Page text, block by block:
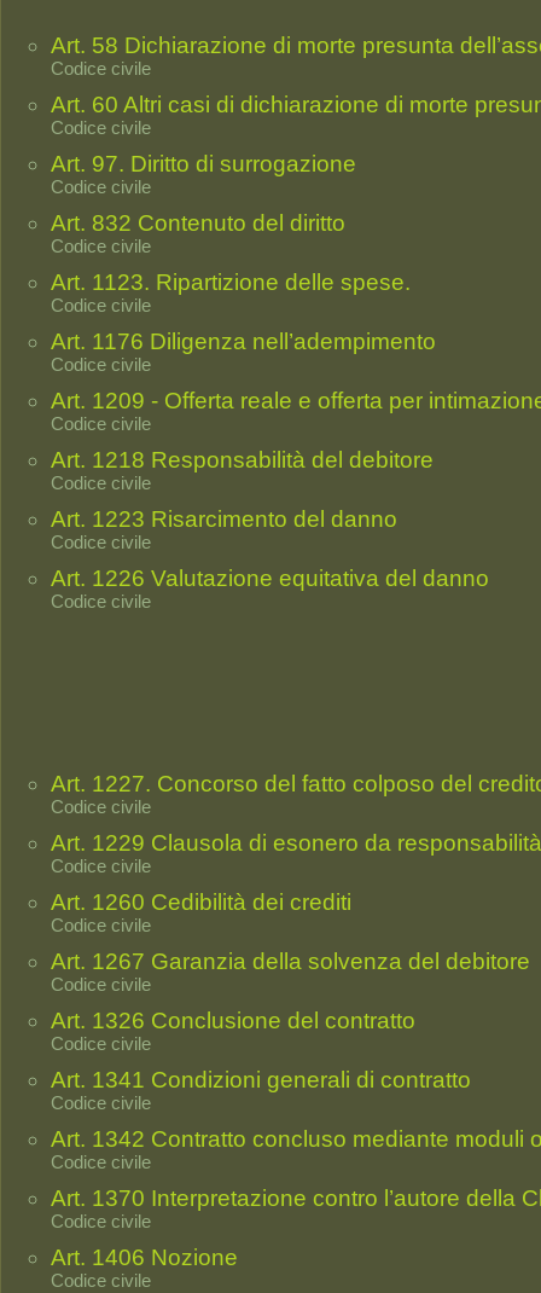
Art. 58 Dichiarazione di morte presunta
Codice civile
Art. 60 Altri casi di dichiarazione di morte
Codice civile
Art. 97. Diritto di surrogazione
Codice civile
Art. 832 Contenuto del diritto
Codice civile
Art. 1123. Ripartizione delle spese.
Codice civile
Art. 1176 Diligenza nell’adempimento
Codice civile
Art. 1209 - Offerta reale e offerta per
Codice civile
Art. 1218 Responsabilità del debitore
Codice civile
Art. 1223 Risarcimento del danno
Codice civile
Art. 1226 Valutazione equitativa del danno
Codice civile
Art. 1227. Concorso del fatto colposo del
Codice civile
Art. 1229 Clausola di esonero da
Codice civile
Art. 1260 Cedibilità dei crediti
Codice civile
Art. 1267 Garanzia della solvenza del debitore
Codice civile
Art. 1326 Conclusione del contratto
Codice civile
Art. 1341 Condizioni generali di contratto
Codice civile
Art. 1342 Contratto concluso mediante moduli
Codice civile
Art. 1370 Interpretazione contro l’autore della
Codice civile
Art. 1406 Nozione
Codice civile